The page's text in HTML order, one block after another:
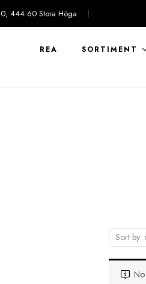
444 60 Stora Höga
REA SORTIMENT
Sort by: